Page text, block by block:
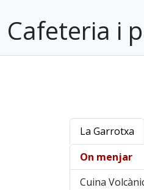
Cafeteria i
La Garrotxa
On menjar
Cuina